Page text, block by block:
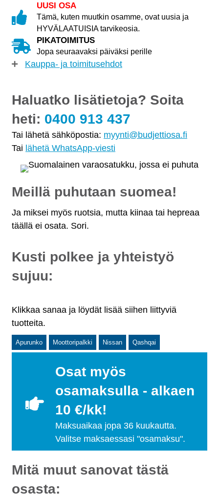
Klikkaa sanaa ja löydät lisää siihen liittyviä
tuotteita.
Apurunko Moottoripalkki Nissan Qashqai
Osat myös
osamaksulla - alkaen
10 €/kk!
Maksuaikaa jopa 36 kuukautta.
Valitse maksaessasi "osamaksu".
Mitä muut sanovat tästä
osasta:
UUSI OSA
Tämä, kuten muutkin osamme, ovat uusia ja
HYVÄLAATUISIA tarvikeosia.
PIKATOIMITUS
Jopa seuraavaksi päiväksi perille
Kauppa- ja toimitusehdot
Haluatko lisätietoja? Soita
heti: 0400 913 437
Tai lähetä sähköpostia: myynti@budjettiosa.fi
Tai lähetä WhatsApp-viesti
Meillä puhutaan suomea!
Ja miksei myös ruotsia, mutta kiinaa tai hepreaa
täällä ei osata. Sori.
Kusti polkee ja yhteistyö
sujuu: